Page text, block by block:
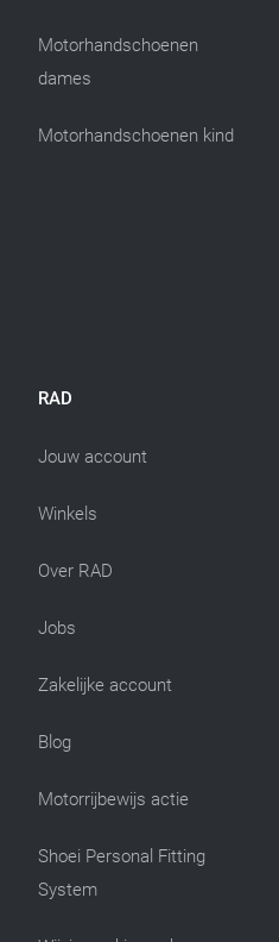
Motorhandschoenen
dames
Motorhandschoenen kind
RAD
Jouw account
Winkels
Over RAD
Jobs
Zakelijke account
Blog
Motorrijbewijs actie
Shoei Personal Fitting
System